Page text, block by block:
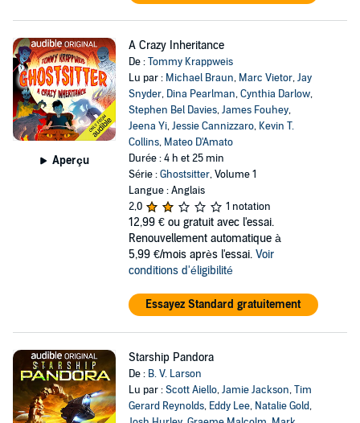
Aperçu
A Crazy Inheritance
De :Tommy Krappweis
Lu par : Michael Braun, Marc Vietor,Jay
Snyder, Dina Pearlman,Cynthia Darlow,
Stephen Bel Davies,James Fouhey,
Jeena Yi,Jessie Cannizzaro, Kevin T.
Collins, Mateo D'Amato
Durée : 4 h et 25 min
Série :Ghostsitter, Volume 1
Langue : Anglais
2,0
1 notation
12,99 € ou gratuit avec l'essai.
Renouvellement automatique à
5,99 €/mois après l'essai. Voir
conditions d'éligibilité
Essayez Standard gratuitement
Starship Pandora
De : B. V. Larson
Lu par :Scott Aiello,Jamie Jackson,Tim
Gerard Reynolds, Eddy Lee, Natalie Gold,